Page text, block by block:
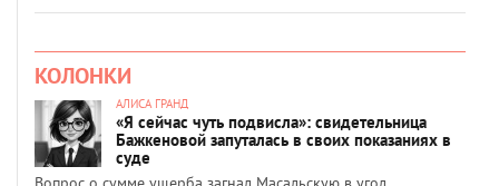
КОЛОНКИ
АЛИСА ГРАНД
«Я сейчас чуть подвисла»: свидетельница
Бажкеновой запуталась в своих показаниях в
суде